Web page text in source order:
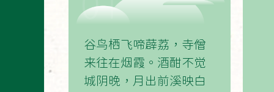
谷鸟栖飞啼薜荔，寺僧
来往在烟霞。酒酣不觉
城阴晚，月出前溪映白